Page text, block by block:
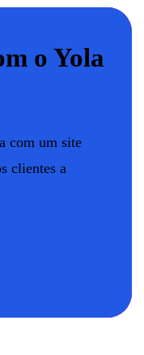
o Yola
com um site
clientes a